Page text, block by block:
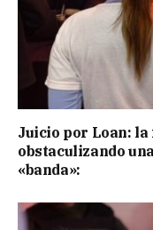
Juicio por Loan:
obstaculizando
«banda»: